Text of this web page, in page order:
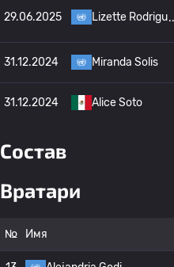
29.06.2025 Lizette Rodrigu
31.12.2024 Miranda Solis
31.12.2024 Alice Soto
Состав
Вратари
№ Имя